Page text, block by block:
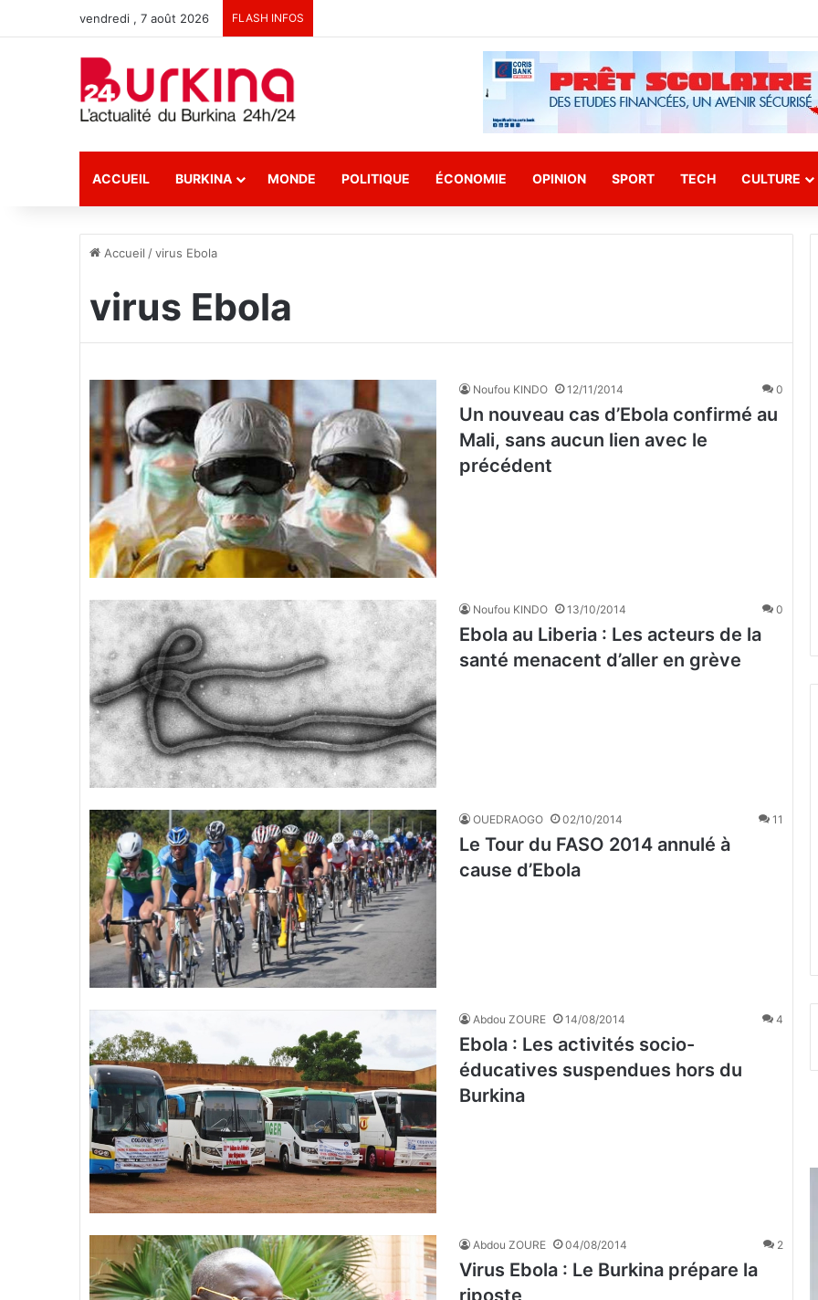
vendredi , 7 août 2026 FLASH INFOS
ACCUEIL BURKINA MONDE POLITIQUE ÉCONOMIE OPINION SPORT TECH CULTURE
Accueil /virus Ebola
virus Ebola
Noufou KINDO 12/11/2014 0
Un nouveau cas d’Ebola confirmé au
Mali, sans aucun lien avec le
précédent
Noufou KINDO 13/10/2014 0
Ebola au Liberia : Les acteurs de la
santé menacent d’aller en grève
OUEDRAOGO 02/10/2014 11
Le Tour du FASO 2014 annulé à
cause d’Ebola
Abdou ZOURE 14/08/2014 4
Ebola : Les activités socio-
éducatives suspendues hors du
Burkina
Abdou ZOURE 04/08/2014 2
Virus Ebola : Le Burkina prépare la
riposte